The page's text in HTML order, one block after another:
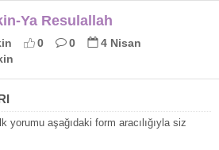
Ya Resulallah
0 0
4 Nisan
yorumu aşağıdaki form aracılığıyla siz